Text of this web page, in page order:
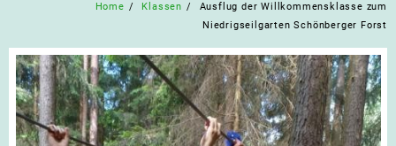
Home Klassen
Ausflug der Willkommensklasse zum
Niedrigseilgarten Schönberger Forst